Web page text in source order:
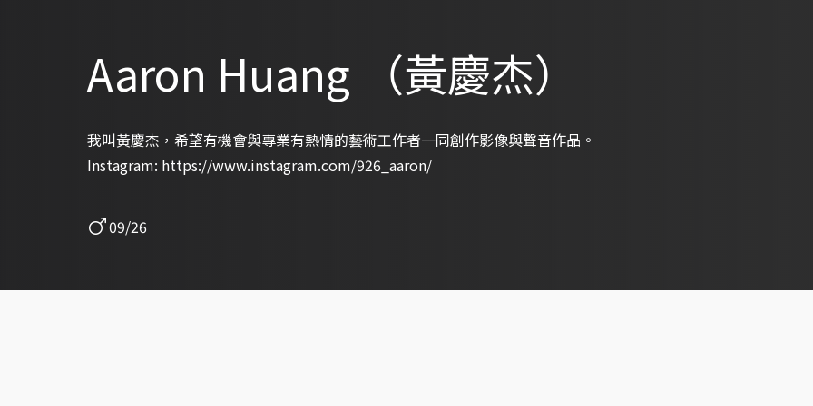
Aaron Huang （黃慶杰）
我叫黃慶杰，希望有機會與專業有熱情的藝術工作者一同創作影像與聲音作品。
Instagram: https://www.instagram.com/926_aaron/
09/26